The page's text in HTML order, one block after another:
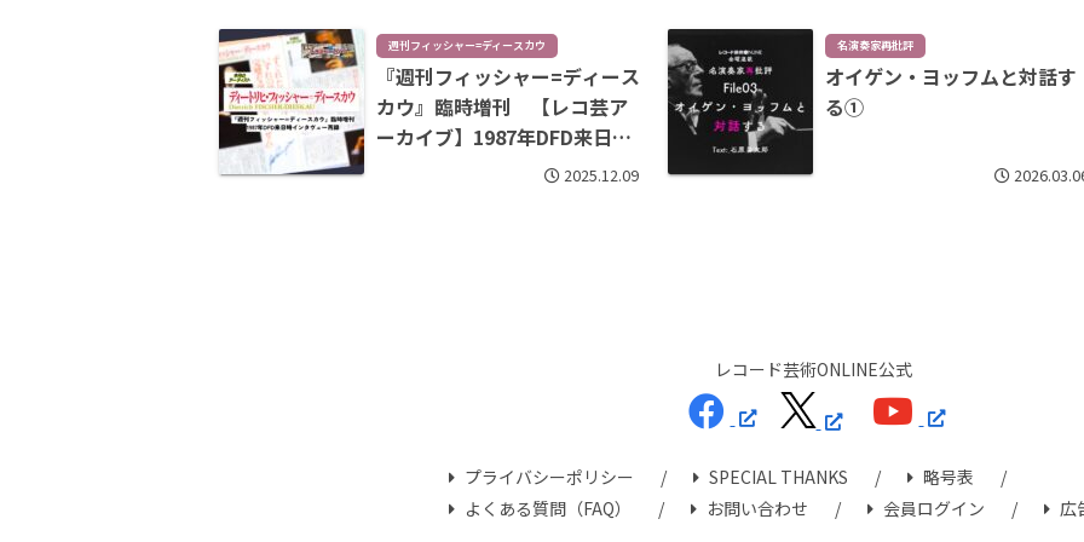
週刊フィッシャー=ディースカウ
『週刊フィッシャー=ディース
カウ』臨時増刊 【レコ芸ア
ーカイブ】1987年DFD来日時
2025.12.09
名演奏家再批評
オイゲン・ヨッフムと対話す
る①
レコード芸術ONLINE公式
プライバシーポリシー SPECIAL THANKS
略号表
よくある質問（FAQ）
お問い合わせ 会員ログイン 広